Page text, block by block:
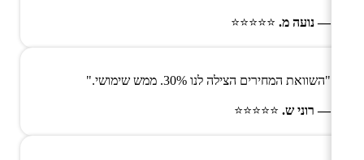
— נועה מ. ⭐⭐⭐⭐⭐
"השוואת המחירים הצילה לנו 30%. ממש שימושי."
— רוני ש. ⭐⭐⭐⭐⭐